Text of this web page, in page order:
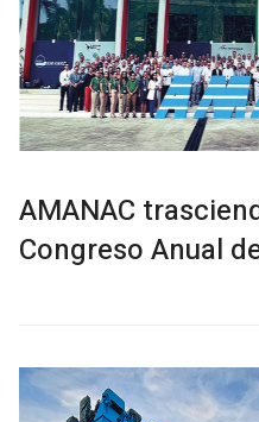
AMANAC
Congreso Anual